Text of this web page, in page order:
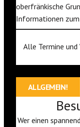
oberfränkische
Informationen
Alle Termine
ALLGEMEIN!
Wer einen